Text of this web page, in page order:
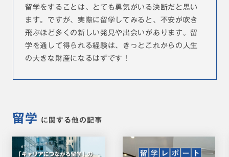
留学をすることは、とても勇気がいる決断だと思い
ます。ですが、実際に留学してみると、不安が吹き
飛ぶほど多くの新しい発見や出会いがあります。留
学を通して得られる経験は、きっとこれからの人生
の大きな財産になるはずです！
留学 に関する他の記事